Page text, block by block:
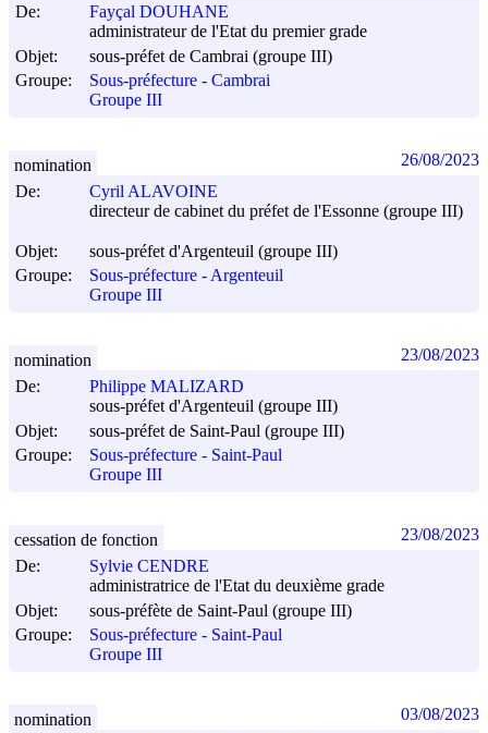
De:
Fayçal DOUHANE
administrateur de l'Etat du premier grade
Objet:
sous-préfet de Cambrai (groupe III)
Groupe:
Sous-préfecture - Cambrai
Groupe III
De:
Cyril ALAVOINE
directeur de cabinet du préfet de l'Essonne (groupe III)
Objet:
sous-préfet d'Argenteuil (groupe III)
Groupe:
Sous-préfecture - Argenteuil
Groupe III
nomination 26/08/2023
De:
Philippe MALIZARD
sous-préfet d'Argenteuil (groupe III)
Objet:
sous-préfet de Saint-Paul (groupe III)
Groupe:
Sous-préfecture - Saint-Paul
Groupe III
nomination 23/08/2023
De:
Sylvie CENDRE
administratrice de l'Etat du deuxième grade
Objet:
sous-préfète de Saint-Paul (groupe III)
Groupe:
Sous-préfecture - Saint-Paul
Groupe III
cessation de fonction 23/08/2023
nomination 03/08/2023